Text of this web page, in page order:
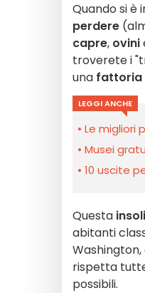
Quando si è
perdere
capre, ovini
troverete i
una fattoria
LEGGI ANCHE
Le migliori
Musei
10 uscite
Questa
abitanti
rispetta
possibili.